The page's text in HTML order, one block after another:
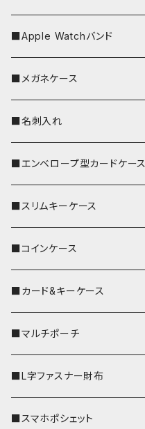
■Apple Watchバンド
■メガネケース
■名刺入れ
■エンベロープ型カードケース
■スリムキーケース
■コインケース
■カード&キーケース
■マルチポーチ
■L字ファスナー財布
■スマホポシェット